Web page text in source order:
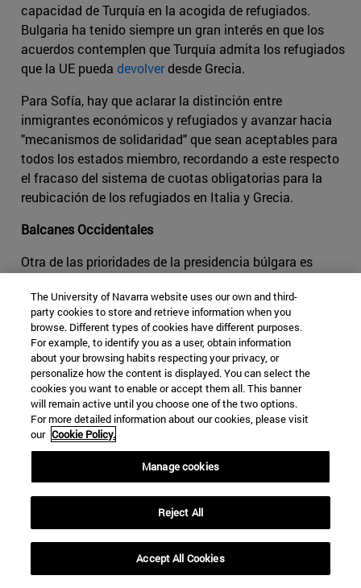
capacidad de Turquía en la acogida de refugiados.
Bulgaria ha tenido siempre un gran interés en que los
acuerdos contemplen que Turquía admita los refugiados
que la UE pueda devolverdesde Grecia.
Para Sofía, hay que aclarar la distinción entre
inmigrantes económicos y refugiados y avanzar hacia
"mecanismos de solidaridad" que sean aceptables para
todos los estados miembro, recordando a este respecto
el fracaso del sistema de cuotas obligatorias para la
reubicación de los refugiados en Italia y Grecia.
Balcanes Occidentales
Otra de las prioridades de la presidencia búlgara es
punto de mira de una UE, que de momento no se plantea
ninguna nueva ampliación. Algunos países de la región,
como Serbia y Montenegro, están negociando
activamente su entrada, que esperan se produzca en los
próximos cinco años. Mientras, Bosnia Herzegovina,
Albania, Macedonia y Kosovo siguen a la espera de
iniciar formalmente las negociaciones.
Entre las cerca de 300 reuniones previstas durante la
presidencia búlgara de la UE, destaca una cumbre
especial el 17 y 18 de mayo entre los líderes de la UE y
"El proyecto europeo no estará completo sin la
integración de los Balcanes", ha advirtido la ministra
responsable de la presidencia búlgara,Lilyana Pavlova
The University of Navarra website uses our own and third-
party cookies to store and retrieve information when you
browse. Different types of cookies have different purposes.
For example, to identify you as a user, obtain information
about your browsing habits respecting your privacy, or
personalize how the content is displayed. You can select the
cookies you want to enable or accept them all. This banner
will remain active until you choose one of the two options.
For more detailed information about our cookies, please visit
our Cookie Policy.
Manage cookies
Reject All
Accept All Cookies